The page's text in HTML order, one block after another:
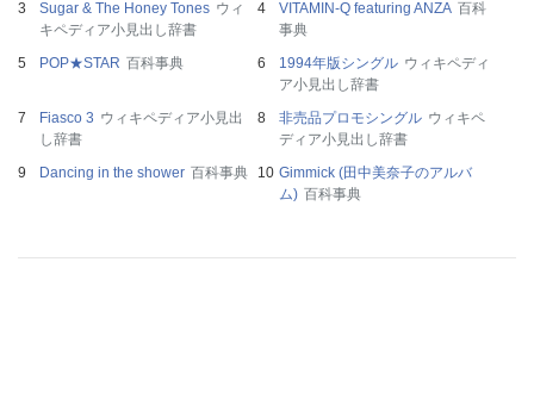
Sugar & The Honey Tones ウィ
キペディア小見出し辞書
VITAMIN-Q featuring ANZA 百科
事典
POP★STAR 百科事典 1994年版シングル ウィキペディ
ア小見出し辞書
Fiasco 3 ウィキペディア小見出
し辞書
非売品プロモシングル ウィキペ
ディア小見出し辞書
Dancing in the shower 百科事典
Gimmick (田中美奈子のアルバ
ム) 百科事典